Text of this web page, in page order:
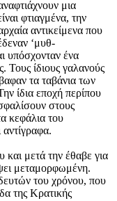
μια
φτιαγμένα, την
αντικείμενα που
‘μυθ-
υπόσχονταν ένα
Τους ίδιους γαλανούς
τα ταβάνια των
ίδια εποχή περίπου
στους
κεφάλια του
μετά την έθαβε για
μεταμορφωμένη.
του χρόνου, που
της Κρατικής